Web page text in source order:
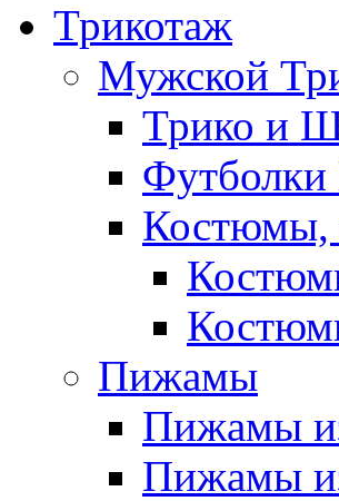
Трикотаж
Мужской
Трико и
Футболки
Костюмы,
Пижамы
Пижамы
Пижамы